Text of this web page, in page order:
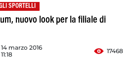
SPORTELLI
nuovo look per la filiale di
14 marzo 2016
11:18
17468